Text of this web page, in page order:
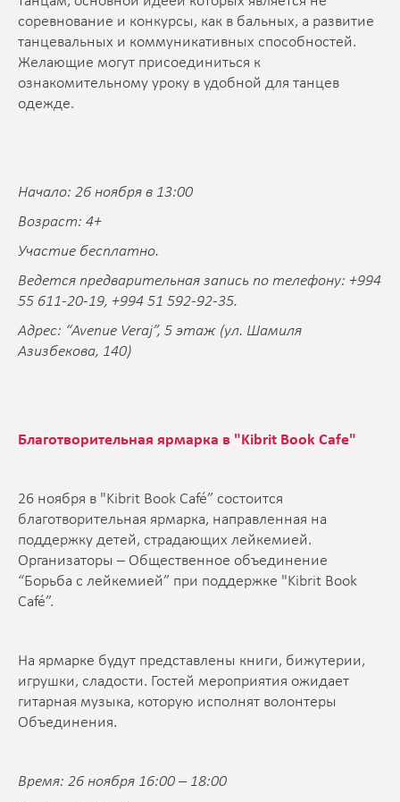
соревнование и конкурсы, как в бальных, а развитие
танцевальных и коммуникативных способностей.
Желающие могут присоединиться к
ознакомительному уроку в удобной для танцев
одежде.
Начало: 26 ноября в 13:00
Возраст: 4+
Участие бесплатно.
Ведется предварительная запись по телефону: +994
55 611-20-19, +994 51 592-92-35.
Адрес: “Avenue Veraj”, 5 этаж (ул. Шамиля
Азизбекова, 140)
Благотворительная ярмарка в "Kibrit Book Cafe"
26 ноября в "Kibrit Book Café” состоится
благотворительная ярмарка, направленная на
поддержку детей, страдающих лейкемией.
Организаторы – Общественное объединение
“Борьба с лейкемией” при поддержке "Kibrit Book
Café”.
На ярмарке будут представлены книги, бижутерии,
игрушки, сладости. Гостей мероприятия ожидает
гитарная музыка, которую исполнят волонтеры
Объединения.
Время: 26 ноября 16:00 – 18:00